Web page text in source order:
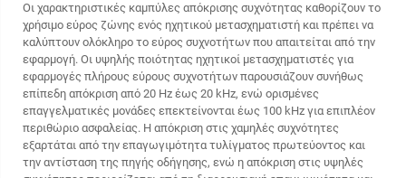
Οι χαρακτηριστικές καμπύλες απόκρισης συχνότητας καθορίζουν το
χρήσιμο εύρος ζώνης ενός ηχητικού μετασχηματιστή και πρέπει να
καλύπτουν ολόκληρο το εύρος συχνοτήτων που απαιτείται από την
εφαρμογή. Οι υψηλής ποιότητας ηχητικοί μετασχηματιστές για
εφαρμογές πλήρους εύρους συχνοτήτων παρουσιάζουν συνήθως
επίπεδη απόκριση από 20 Hz έως 20 kHz, ενώ ορισμένες
επαγγελματικές μονάδες επεκτείνονται έως 100 kHz για επιπλέον
περιθώριο ασφαλείας. Η απόκριση στις χαμηλές συχνότητες
εξαρτάται από την επαγωγιμότητα τυλίγματος πρωτεύοντος και
την αντίσταση της πηγής οδήγησης, ενώ η απόκριση στις υψηλές